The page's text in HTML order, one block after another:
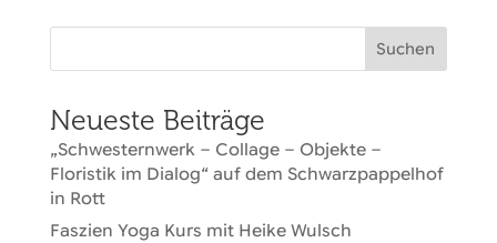
Suchen
Neueste Beiträge
„Schwesternwerk – Collage – Objekte –
Floristik im Dialog“ auf dem Schwarzpappelhof
in Rott
Faszien Yoga Kurs mit Heike Wulsch